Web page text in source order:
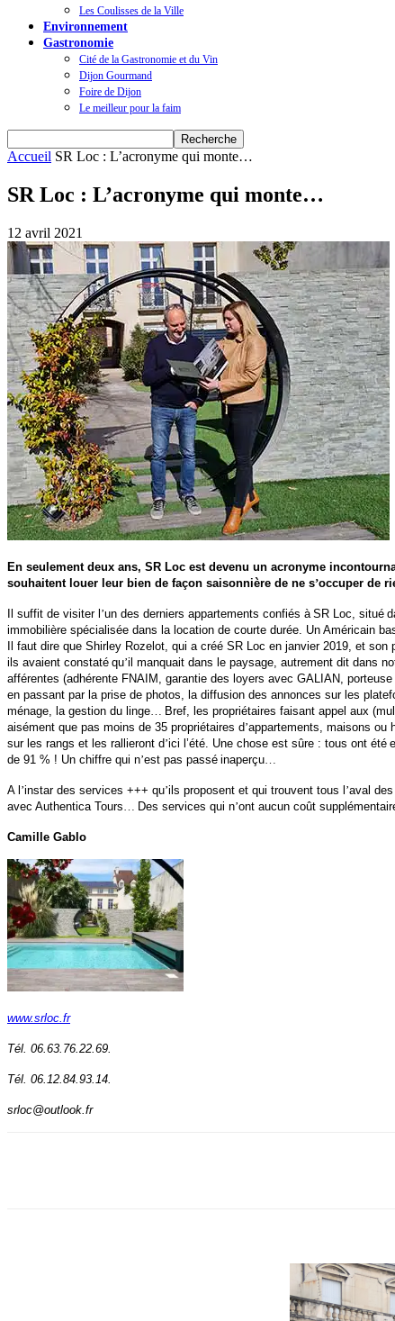
Les Coulisses de la Ville
Environnement
Gastronomie
Cité de la Gastronomie et du Vin
Dijon Gourmand
Foire de Dijon
Le meilleur pour la faim
Accueil SR Loc : L’acronyme qui monte…
SR Loc : L’acronyme qui monte…
12 avril 2021
En seulement deux ans, SR Loc est devenu un acronyme
souhaitent louer leur bien de façon saisonnière de ne s’occuper de
Il suffit de visiter l ’un des derniers appartements confiés à SR Loc, situé
immobilière spécialisée dans la location de courte durée. Un Américain
Il faut dire que Shirley Rozelot, qui a créé SR Loc en janvier 2019, et son
ils avaient constaté qu’il manquait dans le paysage, autrement dit dans
afférentes (adhérente FNAIM, garantie des loyers avec GALIAN,
en passant par la prise de photos, la diffusion des annonces sur les
ménage, la gestion du linge
Bref, les propriétaires faisant appel aux
aisément que pas moins de 35 propriétaires d’appartements, maisons ou
sur les rangs et les rallieront d’ici l’été. Une chose est sûre : tous ont été
de 91 % ! Un chiffre qui n’est pas passé inaperçu
A l ’instar des services +++ qu’ils proposent et qui trouvent tous l ’aval
avec Authentica Tours
Des services qui n’ont aucun coût
Camille Gablo
www.srloc.fr
Tél. 06.63.76.22.69.
Tél. 06.12.84.93.14.
srloc@outlook.fr